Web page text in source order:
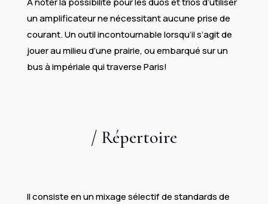
un amplificateur ne nécessitant aucune prise de
courant. Un outil incontournable lorsqu’il s’agit de
jouer au milieu d’une prairie, ou embarqué sur un
bus à impériale qui traverse Paris!
/ Répertoire​
Il consiste en un mixage sélectif de standards de